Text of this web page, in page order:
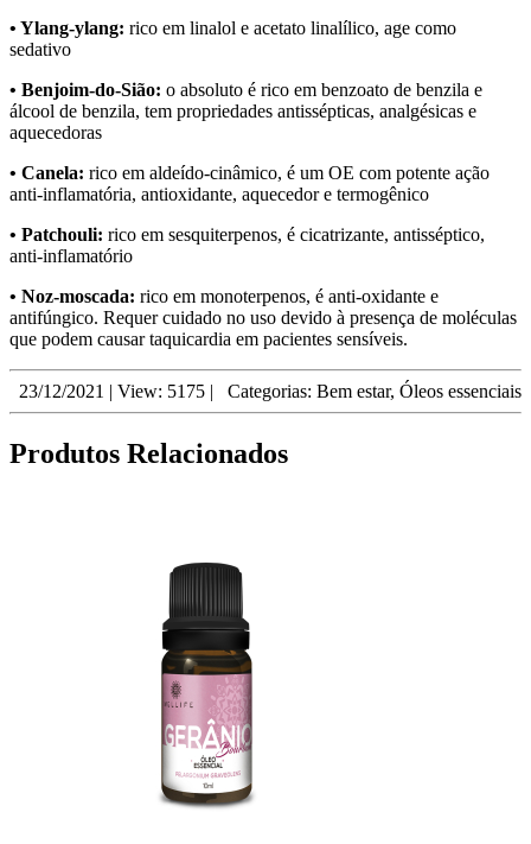
• Ylang-ylang: rico em linalol e acetato linalílico, age como
sedativo
• Benjoim-do-Sião: o absoluto é rico em benzoato de benzila e
álcool de benzila, tem propriedades antissépticas, analgésicas e
aquecedoras
• Canela: rico em aldeído-cinâmico, é um OE com potente ação
anti-inflamatória, antioxidante, aquecedor e termogênico
• Patchouli: rico em sesquiterpenos, é cicatrizante, antisséptico,
anti-inflamatório
• Noz-moscada: rico em monoterpenos, é anti-oxidante e
antifúngico. Requer cuidado no uso devido à presença de moléculas
que podem causar taquicardia em pacientes sensíveis.
23/12/2021 | View: 5175 | Categorias: Bem estar, Óleos essenciais
Produtos Relacionados